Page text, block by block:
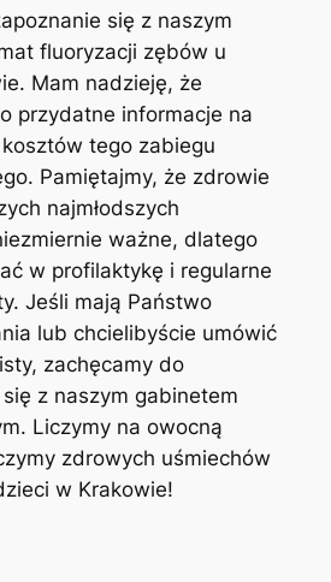
się z naszym
‌fluoryzacji zębów u
Mam⁢ nadzieję, że
⁣przydatne informacje na⁣
tego zabiegu
Pamiętajmy, że zdrowie
najmłodszych
ważne, dlatego
w profilaktykę ‍i regularne‌
Jeśli mają Państwo
lub ‍chcielibyście umówić
‌zachęcamy ‍do
z naszym gabinetem
Liczymy na ​owocną
zdrowych uśmiechów
w Krakowie!